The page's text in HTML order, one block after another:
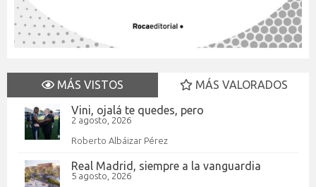
MÁS VISTOS
MÁS VALORADOS
Vini, ojalá te quedes, pero
2 agosto, 2026
Roberto Albáizar Pérez
Real Madrid, siempre a la vanguardia
5 agosto, 2026